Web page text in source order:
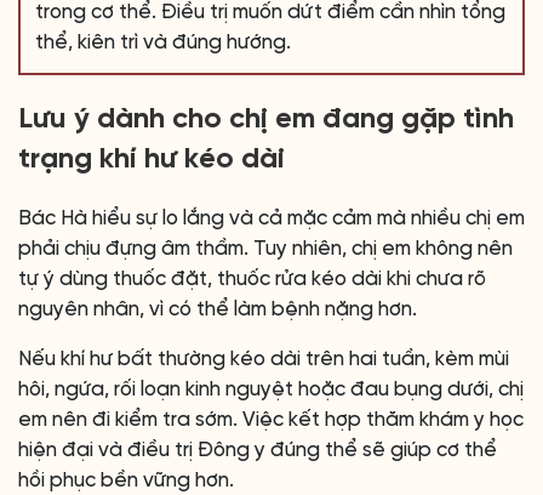
trong cơ thể. Điều trị muốn dứt điểm cần nhìn tổng
thể, kiên trì và đúng hướng.
Lưu ý dành cho chị em đang gặp tình
trạng khí hư kéo dài
Bác Hà hiểu sự lo lắng và cả mặc cảm mà nhiều chị em
phải chịu đựng âm thầm. Tuy nhiên, chị em không nên
tự ý dùng thuốc đặt, thuốc rửa kéo dài khi chưa rõ
nguyên nhân, vì có thể làm bệnh nặng hơn.
Nếu khí hư bất thường kéo dài trên hai tuần, kèm mùi
hôi, ngứa, rối loạn kinh nguyệt hoặc đau bụng dưới, chị
em nên đi kiểm tra sớm. Việc kết hợp thăm khám y học
hiện đại và điều trị Đông y đúng thể sẽ giúp cơ thể
hồi phục bền vững hơn.